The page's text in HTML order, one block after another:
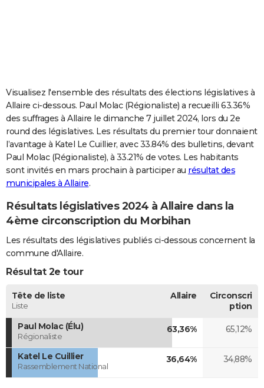
Carte de Noël
Carte Bonne année
Carte Saint-Valentin
Carte Pâques
Carte d'anniversaire
DICTIONNAIRE
Dictionnaire
Biographies
Citations
Expressions
Proverbes
PROGRAMME TV
COPAINS D'AVANT
S'inscrire
Se connecter
Lycées
Collèges
Primaires
Universités
Entreprises
Service militaire
Avis de recherche
AVIS DE DÉCÈS
FORUM
Bricolage
Lifestyle
Culture
Sport
Auto
Television
Voyage
Cinema
Visualisez l'ensemble des résultats des élections législatives à
Allaire ci-dessous. Paul Molac (Régionaliste) a recueilli 63.36%
des suffrages à Allaire le dimanche 7 juillet 2024, lors du 2e
round des législatives. Les résultats du premier tour donnaient
l’avantage à Katel Le Cuillier, avec 33.84% des bulletins, devant
Paul Molac (Régionaliste), à 33.21% de votes. Les habitants
sont invités en mars prochain à participer au résultat des
municipales à Allaire.
Résultats législatives 2024 à Allaire dans la
4ème circonscription du Morbihan
Les résultats des législatives publiés ci-dessous concernent la
commune d'Allaire.
Résultat 2e tour
Tête de liste
Liste
Allaire
Circonscri
ption
Paul Molac (Élu)
Régionaliste
63,36% 65,12%
Katel Le Cuillier
Rassemblement National
36,64% 34,88%